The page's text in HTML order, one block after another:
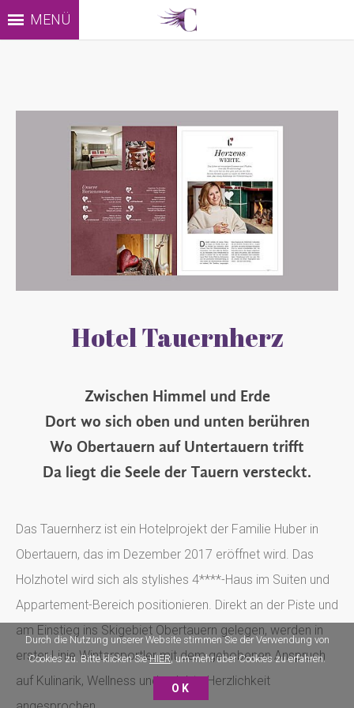
Durch die Nutzung unserer Website stimmen Sie der Verwendung von
Cookies zu. Bitte klicken SieHIER, um mehr über Cookies zu erfahren.
OK
MENÜ
Hotel Tauernherz
Zwischen Himmel und Erde
Dort wo sich oben und unten berühren
Wo Obertauern auf Untertauern trifft
Da liegt die Seele der Tauern versteckt.
Das Tauernherz ist ein Hotelprojekt der Familie Huber in
Obertauern, das im Dezember 2017 eröffnet wird. Das
Holzhotel wird sich als stylishes 4****-Haus im Suiten und
Appartement-Bereich positionieren. Direkt an der Piste und
am Einstieg ins Skigebiet Obertauern gelegen, werden in
erster Linie Wintersportler mit dem gehobenen Anspruch
auf Kulinarik, Wellness und gelebte Herzlichkeit